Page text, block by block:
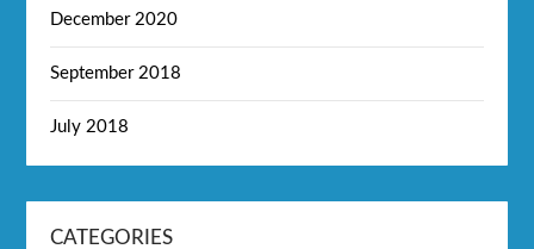
December 2020
September 2018
July 2018
CATEGORIES